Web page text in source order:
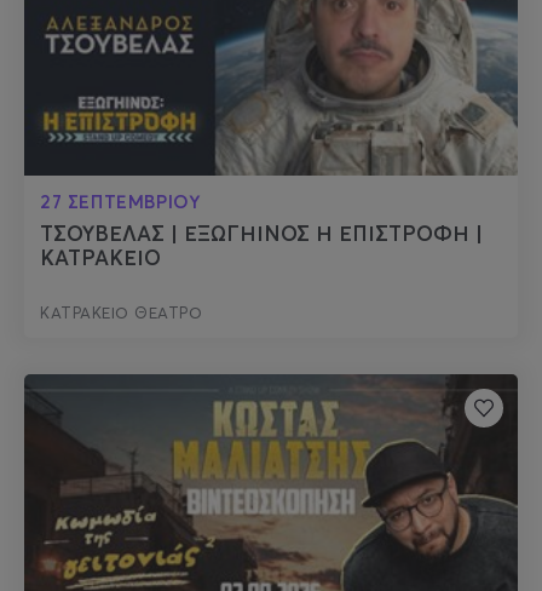
27 ΣΕΠΤΕΜΒΡΙΟΥ
ΤΣΟΥΒΕΛΑΣ | ΕΞΩΓΗΙΝΟΣ Η ΕΠΙΣΤΡΟΦΗ |
ΚΑΤΡΑΚΕΙO
ΚΑΤΡΑΚΕΙΟ ΘΕΑΤΡΟ